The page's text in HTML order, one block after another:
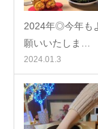
2024年◎今年も
願いいたしま…
2024.01.3